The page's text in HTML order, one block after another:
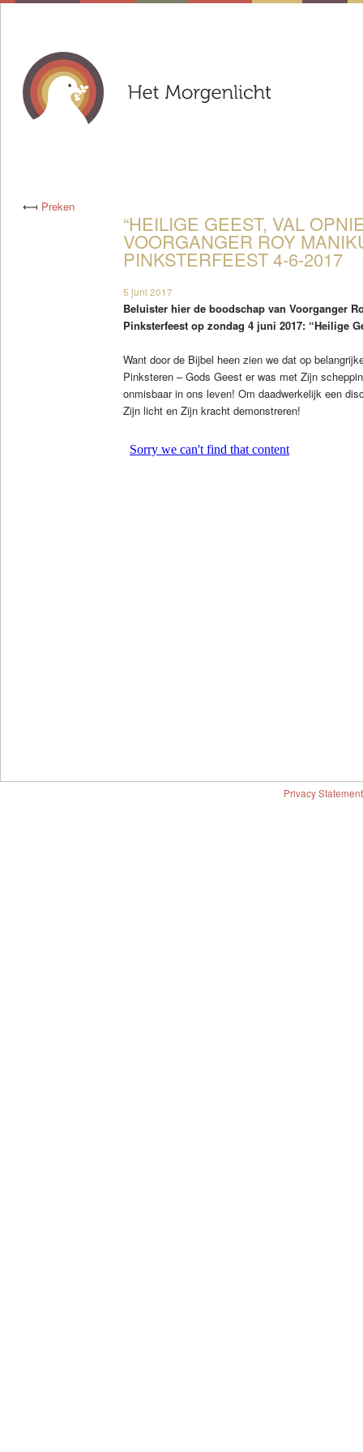
⟻ Preken
“HEILIGE GEEST, VAL
VOORGANGER ROY
PINKSTERFEEST 4-6-2017
5 juni 2017
Beluister hier de boodschap van Voorganger
Pinksterfeest op zondag 4 juni 2017: “Heilige
Want door de Bijbel heen zien we dat op
Pinksteren – Gods Geest er was met Zijn
onmisbaar in ons leven! Om daadwerkelijk een
Zijn licht en Zijn kracht demonstreren!
Privacy Statement